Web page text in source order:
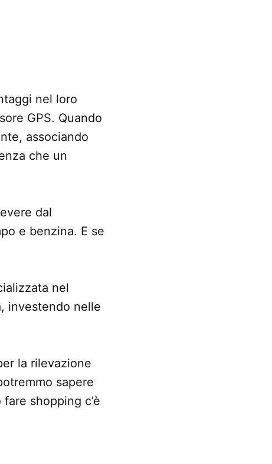
nel loro
GPS. Quando
associando
che un
dal
e benzina. E se
nel
investendo nelle
la rilevazione
sapere
shopping c’è